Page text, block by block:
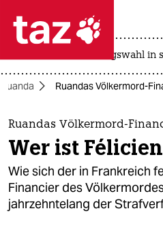
 taz zahl
taz zahl ich
themen
politik
öko
gesellschaft
landtagswahl in
Ruandas Völkermord-
Ruandas Völkermord-
Wer ist
Wie sich der in Frankreich
Financier des
jahrzehntelang der